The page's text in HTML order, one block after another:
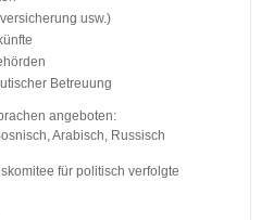
usw.)
Betreuung
angeboten:
Arabisch, Russisch
für politisch verfolgte